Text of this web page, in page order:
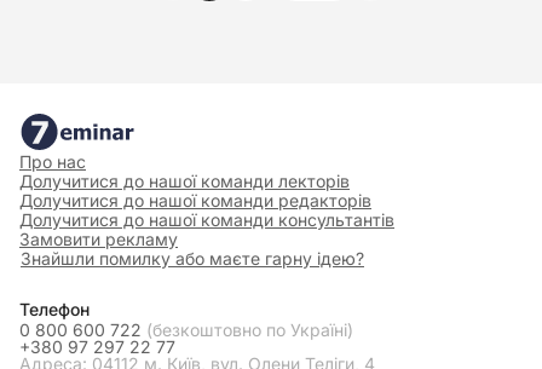
Про нас
Долучитися до нашої команди лекторів
Долучитися до нашої команди редакторів
Долучитися до нашої команди консультантів
Замовити рекламу
Знайшли помилку або маєте гарну ідею?
Телефон
0 800 600 722 (безкоштовно по Україні)
+380 97 297 22 77
Адреса: 04112 м. Київ, вул. Олени Теліги, 4